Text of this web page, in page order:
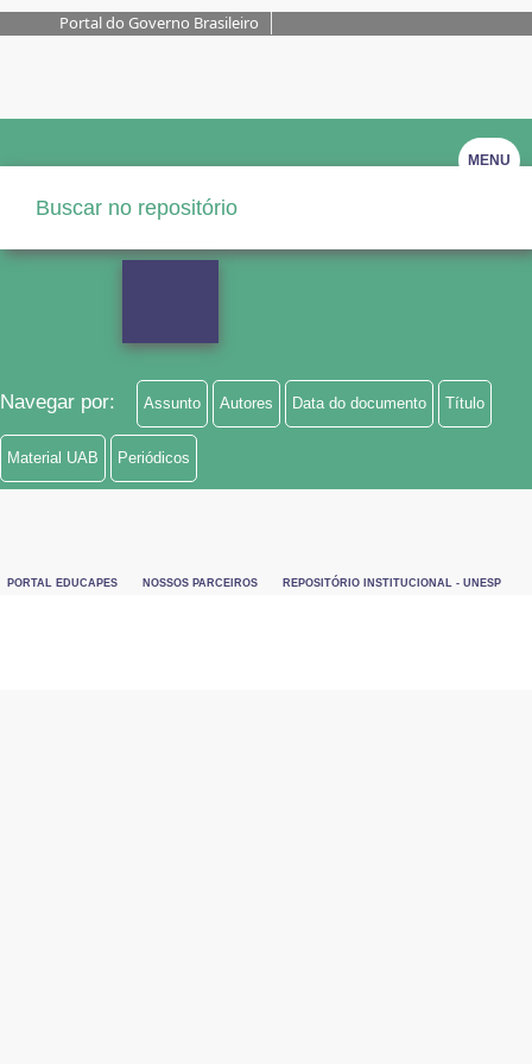
Portal do Governo Brasileiro
MENU
Navegar por: Assunto Autores Data do documento Título
Material UAB Periódicos
PORTAL EDUCAPES NOSSOS PARCEIROS REPOSITÓRIO INSTITUCIONAL - UNESP